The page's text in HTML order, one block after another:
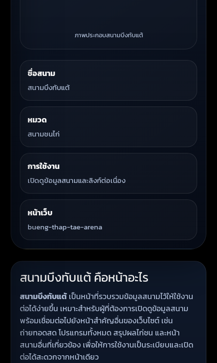
ภาพประกอบสนามบึงทับแต้
ชื่อสนาม
สนามบึงทับแต้
หมวด
สนามชนไก่
การใช้งาน
เปิดดูข้อมูลสนามและลิงก์ต่อเนื่อง
หน้าเว็บ
bueng-thap-tae-arena
สนามบึงทับแต้ คือหน้าอะไร
สนามบึงทับแต้เป็นหน้าที่รวบรวมข้อมูลสนามไว้ให้ใช้งาน
ต่อได้ง่ายขึ้น เหมาะสำหรับผู้ที่ต้องการเปิดดูข้อมูลสนาม
พร้อมเชื่อมต่อไปยังหน้าสำคัญอื่นของเว็บไซต์ เช่น
ถ่ายทอดสด โปรแกรมทั้งหมด สรุปผลไก่ชน และหน้า
สนามอื่นที่เกี่ยวข้อง เพื่อให้การใช้งานเป็นระเบียบและเปิด
ต่อได้สะดวกจากหน้าเดียว